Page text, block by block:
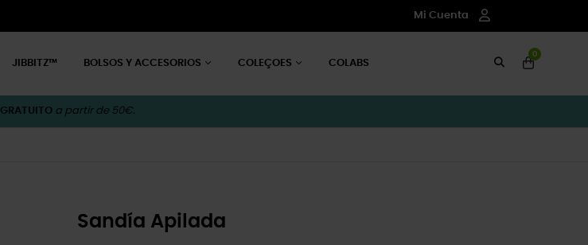
Mi Cuenta
JIBBITZ™ BOLSOS Y ACCESORIOS COLEÇOES COLABS
0
GRATUITO a partir de 50€.
Sandía Apilada